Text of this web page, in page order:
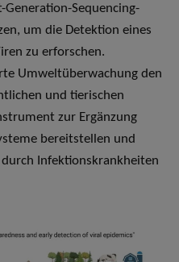
Sequencing-
um die Detektion eines
zu erforschen.
Umweltüberwachung den
und tierischen
zur Ergänzung
bereitstellen und
Infektionskrankheiten